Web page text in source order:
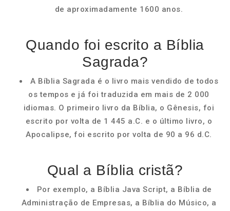
de aproximadamente 1600 anos.
Quando foi escrito a Bíblia
Sagrada?
A Bíblia Sagrada é o livro mais vendido de todos
os tempos e já foi traduzida em mais de 2 000
idiomas. O primeiro livro da Bíblia, o Gênesis, foi
escrito por volta de 1 445 a.C. e o último livro, o
Apocalipse, foi escrito por volta de 90 a 96 d.C.
Qual a Bíblia cristã?
Por exemplo, a Bíblia Java Script, a Bíblia de
Administração de Empresas, a Bíblia do Músico, a